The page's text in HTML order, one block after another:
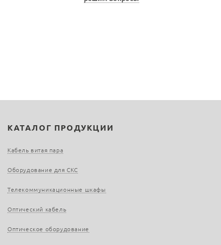
КАТАЛОГ ПРОДУКЦИИ
Кабель витая пара
Оборудование для СКС
Телекоммуникационные шкафы
Оптический кабель
Оптическое оборудование